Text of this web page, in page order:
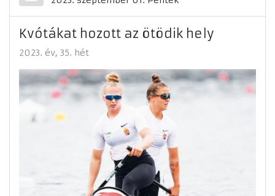
Kvótákat hozott az ötödik hely
2023. év 35. hét